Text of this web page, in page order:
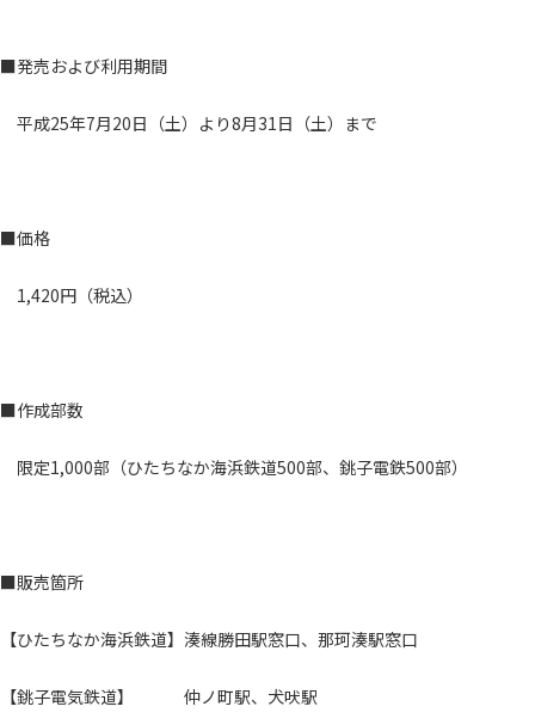
■発売および利用期間
平成25年7月20日（土）より8月31日（土）まで
■価格
1,420円（税込）
■作成部数
限定1,000部（ひたちなか海浜鉄道500部、銚子電鉄500部）
■販売箇所
【ひたちなか海浜鉄道】湊線勝田駅窓口、那珂湊駅窓口
【銚子電気鉄道】 仲ノ町駅、犬吠駅